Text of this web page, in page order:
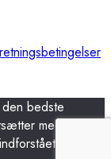
bedste
med at
med